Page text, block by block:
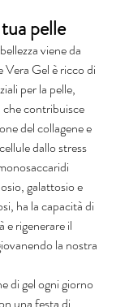
pelle
viene da
Gel è ricco di
per la pelle,
contribuisce
del collagene e
dallo stress
galattosio e
ha la capacità di
rigenerare il
la nostra
di gel ogni giorno
una festa di